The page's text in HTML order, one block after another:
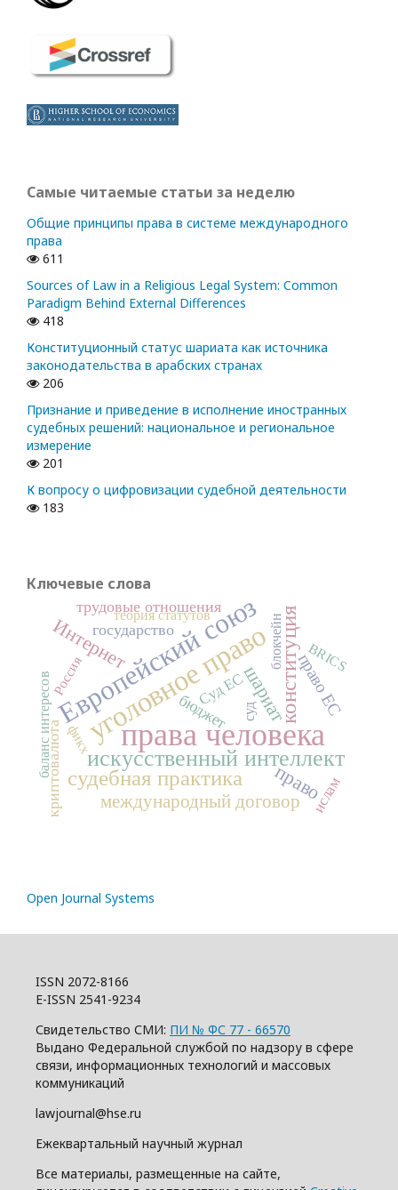
Самые читаемые статьи за неделю
Общие принципы права в системе международного
права
611
Sources of Law in a Religious Legal System: Common
Paradigm Behind External Differences
418
Конституционный статус шариата как источника
законодательства в арабских странах
206
Признание и приведение в исполнение иностранных
судебных решений: национальное и региональное
измерение
201
К вопросу о цифровизации судебной деятельности
183
Ключевые слова
права человека
уголовное право
Европейский союз
искусственный интеллект
конституция
судебная практика право
шариат
Интернет
международный договор
право ЕС
бюджет
трудовые отношения
криптовалюта
государство
Суд ЕС
ислам
теория статутов
суд
баланс интересовРоссия
фикх
блокчейн BRICS
Open Journal Systems
ISSN 2072-8166
E-ISSN 2541-9234
Свидетельство СМИ: ПИ № ФС 77 - 66570
Выдано Федеральной службой по надзору в сфере
связи, информационных технологий и массовых
коммуникаций
lawjournal@hse.ru
Ежеквартальный научный журнал
Все материалы, размещенные на сайте,